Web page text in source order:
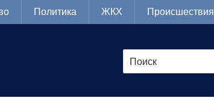
Политика ЖКХ Происшествия